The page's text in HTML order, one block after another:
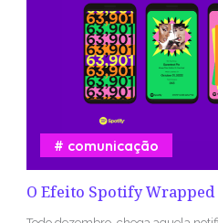
O Efeito Spotify Wrapped
comunicação